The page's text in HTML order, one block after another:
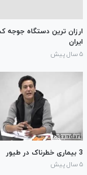
ارزان ترین دستگاه جوجه
ایران
۵ سال پیش
3 بیماری خطرناک در طیور
۵ سال پیش